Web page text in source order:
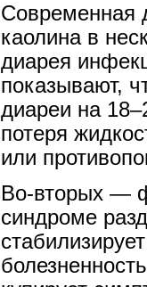
Современная
каолина в
диарея
показывают,
диареи на
потеря
или
Во-вторых —
синдроме